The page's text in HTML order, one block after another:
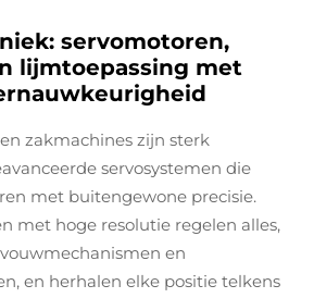
servomotoren,
lijmtoepassing met
zakmachines zijn sterk
servosystemen die
met buitengewone precisie.
met hoge resolutie regelen alles,
en
en herhalen elke positie telkens